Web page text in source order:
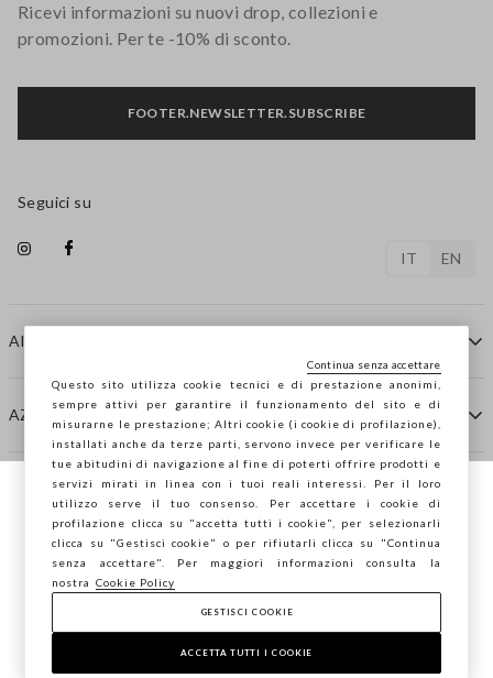
AIUTO
AZIENDA
CONTATTI
STEFANEL LOUNGE
Ricevi informazioni su nuovi drop, collezioni e
promozioni. Per te -10% di sconto.
FOOTER.NEWSLETTER.SUBSCRIBE
Seguici su
IT EN
Copyright © Ovs S.p.A. P.Iva 04240010274 - Cap. Soc.
290.923.470 -2.4.0
Stai navigando su STEFANEL Italia, vuoi
salvare la tua posizione?
CONFERMA
Questo sito utilizza cookie tecnici e di prestazione anonimi,
sempre attivi per garantire il funzionamento del sito e di
misurarne le prestazione; Altri cookie (i cookie di profilazione),
installati anche da terze parti, servono invece per verificare le
tue abitudini di navigazione al fine di poterti offrire prodotti e
servizi mirati in linea con i tuoi reali interessi. Per il loro
utilizzo serve il tuo consenso. Per accettare i cookie di
profilazione clicca su "accetta tutti i cookie", per selezionarli
clicca su "Gestisci cookie" o per rifiutarli clicca su "Continua
senza accettare". Per maggiori informazioni consulta la
nostra
Cookie Policy
GESTISCI COOKIE
ACCETTA TUTTI I COOKIE
Continua senza accettare